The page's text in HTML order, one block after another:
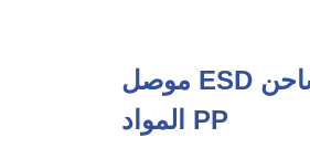
8 بوصة الأسود الأفقي رقاقة الشاحن ESD موصل
PP المواد